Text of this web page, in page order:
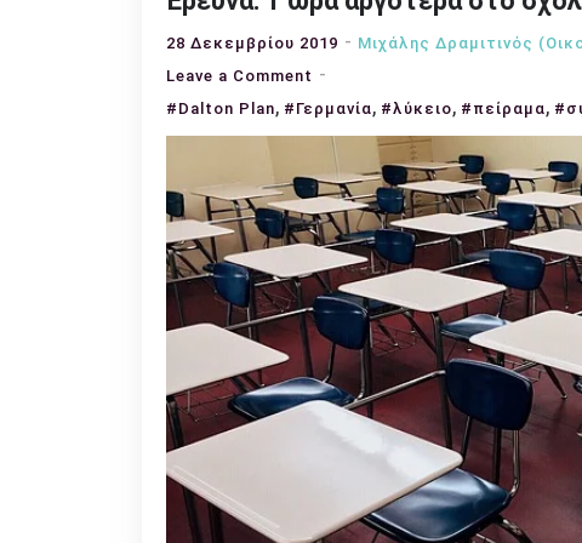
28 Δεκεμβρίου 2019
Μιχάλης Δραμιτινός
Leave a Comment on
Έρευνα:
1
ώρα
αργότερα
στο
σχολείο,
καλύτερα
αποτελέσματα!
#Dalton Plan, #Γερμανία, #λύκειο, #πείραμα,